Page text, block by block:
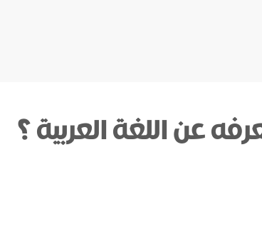
عن اللغة العربية ؟